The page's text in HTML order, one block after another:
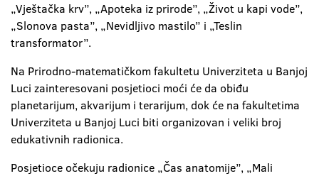
„Vještačka krv”, „Apoteka iz prirode”, „Život u kapi vode”,
„Slonova pasta”, „Nevidljivo mastilo” i „Teslin
transformator”.
Na Prirodno-matematičkom fakultetu Univerziteta u Banjoj
Luci zainteresovani posjetioci moći će da obiđu
planetarijum, akvarijum i terarijum, dok će na fakultetima
Univerziteta u Banjoj Luci biti organizovan i veliki broj
edukativnih radionica.
Posjetioce očekuju radionice „Čas anatomije”, „Mali